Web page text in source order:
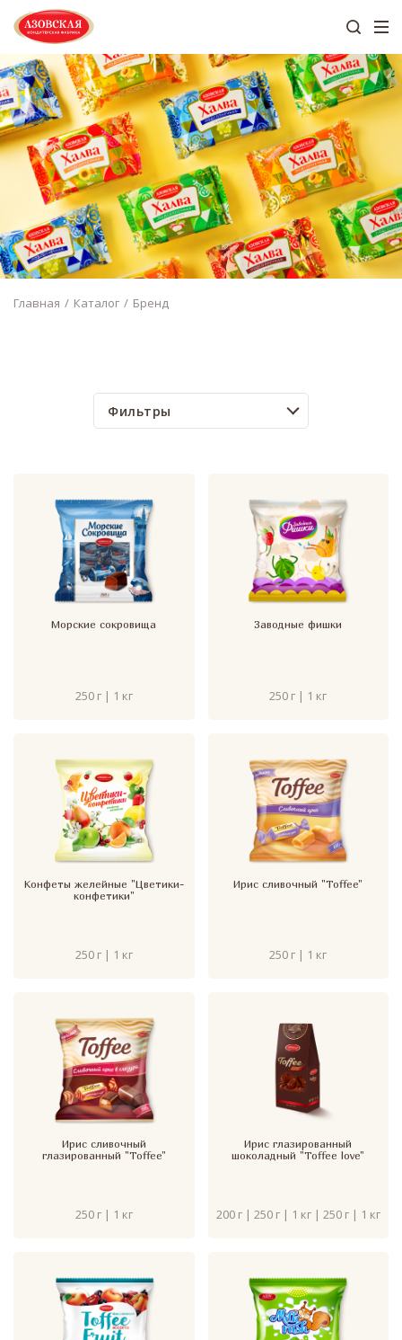
Главная Каталог Бренд
Фильтры
Морские сокровища
250 г | 1 кг
Заводные фишки
250 г | 1 кг
Конфеты желейные "Цветики-
конфетики"
250 г | 1 кг
Ирис сливочный "Toffee"
250 г | 1 кг
Ирис сливочный
глазированный "Toffee"
250 г | 1 кг
Ирис глазированный
шоколадный "Toffee love"
200 г | 250 г | 1 кг | 250 г | 1 кг